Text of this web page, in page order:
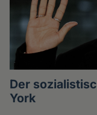
Der
York